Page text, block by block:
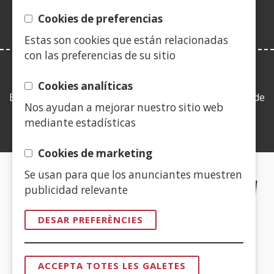
Cookies de preferencias
Estas son cookies que están relacionadas
con las preferencias de su sitio
Cookies analíticas
Nos ayudan a mejorar nuestro sitio web
mediante estadísticas
Cookies de marketing
Se usan para que los anunciantes muestren
publicidad relevante
DESAR PREFERÈNCIES
ACCEPTA TOTES LES GALETES
Esta web se ajusta a lo establecido en la Ley 19/2013, de
9 de diciembre, de transparencia, acceso a la
información pública y buen gobierno.
CERTIFICADOS DE CALIDAD
una
finestra
en